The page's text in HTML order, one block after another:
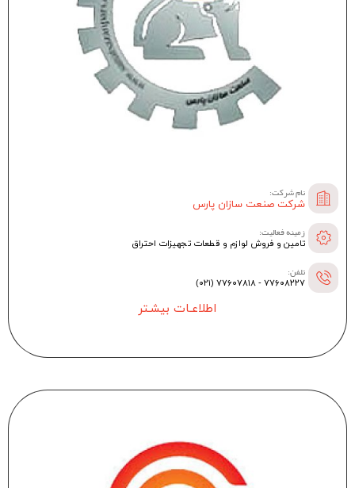
نام شرکت:
شرکت صنعت سازان پارس
زمینه فعالیت:
تامین و فروش لوازم و قطعات تجهیزات احتراق
تلفن:
۷۷۶۰۸۲۲۷ - ۷۷۶۰۷۸۱۸ (۰۲۱)
اطلاعـات بیشـتر